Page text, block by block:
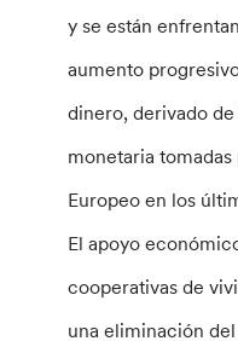
y se están
aumento
dinero, derivado
monetaria
Europeo en los
El apoyo
cooperativas de
una eliminación